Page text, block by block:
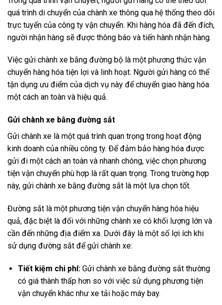
quá trình di chuyển của chành xe thông qua hệ thống theo dõi
trực tuyến của công ty vận chuyển. Khi hàng hóa đã đến đích,
người nhận hàng sẽ được thông báo và tiến hành nhận hàng.
Việc gửi chành xe bằng đường bộ là một phương thức vận
chuyển hàng hóa tiện lợi và linh hoạt. Người gửi hàng có thể
tận dụng ưu điểm của dịch vụ này để chuyển giao hàng hóa
một cách an toàn và hiệu quả.
Gửi chành xe bằng đường sắt
Gửi chành xe là một quá trình quan trọng trong hoạt động
kinh doanh của nhiều công ty. Để đảm bảo hàng hóa được
gửi đi một cách an toàn và nhanh chóng, việc chọn phương
tiện vận chuyển phù hợp là rất quan trọng. Trong trường hợp
này, gửi chành xe bằng đường sắt là một lựa chọn tốt.
Đường sắt là một phương tiện vận chuyển hàng hóa hiệu
quả, đặc biệt là đối với những chành xe có khối lượng lớn và
cần đến những địa điểm xa. Dưới đây là một số lợi ích khi
sử dụng đường sắt để gửi chành xe:
Tiết kiệm chi phí:Gửi chành xe bằng đường sắt thường
có giá thành thấp hơn so với việc sử dụng phương tiện
vận chuyển khác như xe tải hoặc máy bay.